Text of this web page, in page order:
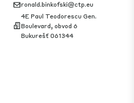
ronald.binkofski@ctp.eu
4E Paul Teodorescu Gen.
Boulevard, obvod 6
Bukurešť 061344